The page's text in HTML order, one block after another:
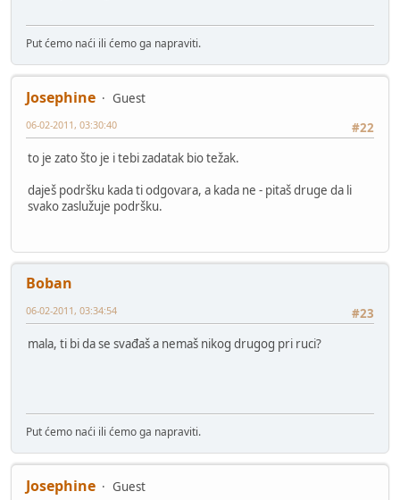
Put ćemo naći ili ćemo ga napraviti.
Josephine
Guest
#22
06-02-2011, 03:30:40
to je zato što je i tebi zadatak bio težak.
daješ podršku kada ti odgovara, a kada ne - pitaš druge da li
svako zaslužuje podršku.
Boban
#23
06-02-2011, 03:34:54
mala, ti bi da se svađaš a nemaš nikog drugog pri ruci?
Put ćemo naći ili ćemo ga napraviti.
Josephine
Guest